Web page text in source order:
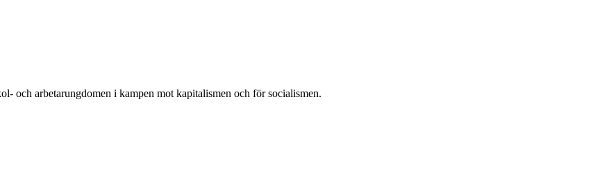
och arbetarungdomen i kampen mot kapitalismen och för socialismen.